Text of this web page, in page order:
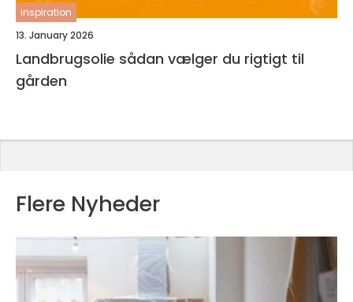
inspiration
13. January 2026
Landbrugsolie sådan vælger du rigtigt til
gården
Flere Nyheder